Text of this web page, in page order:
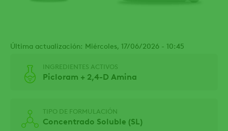
Última actualización: Miércoles, 17/06/2026 - 10:45
INGREDIENTES ACTIVOS
Picloram + 2,4-D Amina
TIPO DE FORMULACIÓN
Concentrado Soluble (SL)